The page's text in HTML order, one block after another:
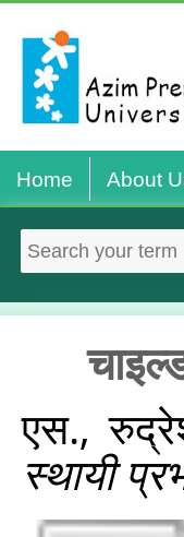
Home About
एस.,
स्थायी